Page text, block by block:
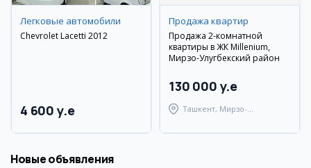
Легковые автомобили
Chevrolet Lacetti 2012
4 600 y.e
Продажа квартир
Продажа 2-комнатной
квартиры в ЖК Millenium,
Мирзо-Улугбекский район
130 000 y.e
Ташкент, Мирзо-
Новые объявления